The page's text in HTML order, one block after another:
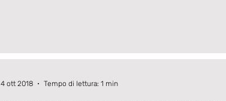
4 ott 2018 Tempo di lettura: 1 min